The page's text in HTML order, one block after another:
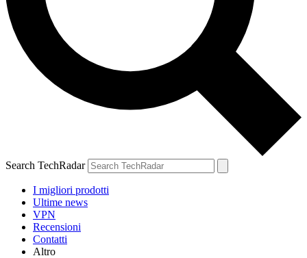
Search TechRadar
I migliori prodotti
Ultime news
VPN
Recensioni
Contatti
Altro